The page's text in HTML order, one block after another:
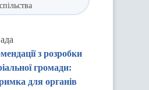
з розробки
громади:
для органів